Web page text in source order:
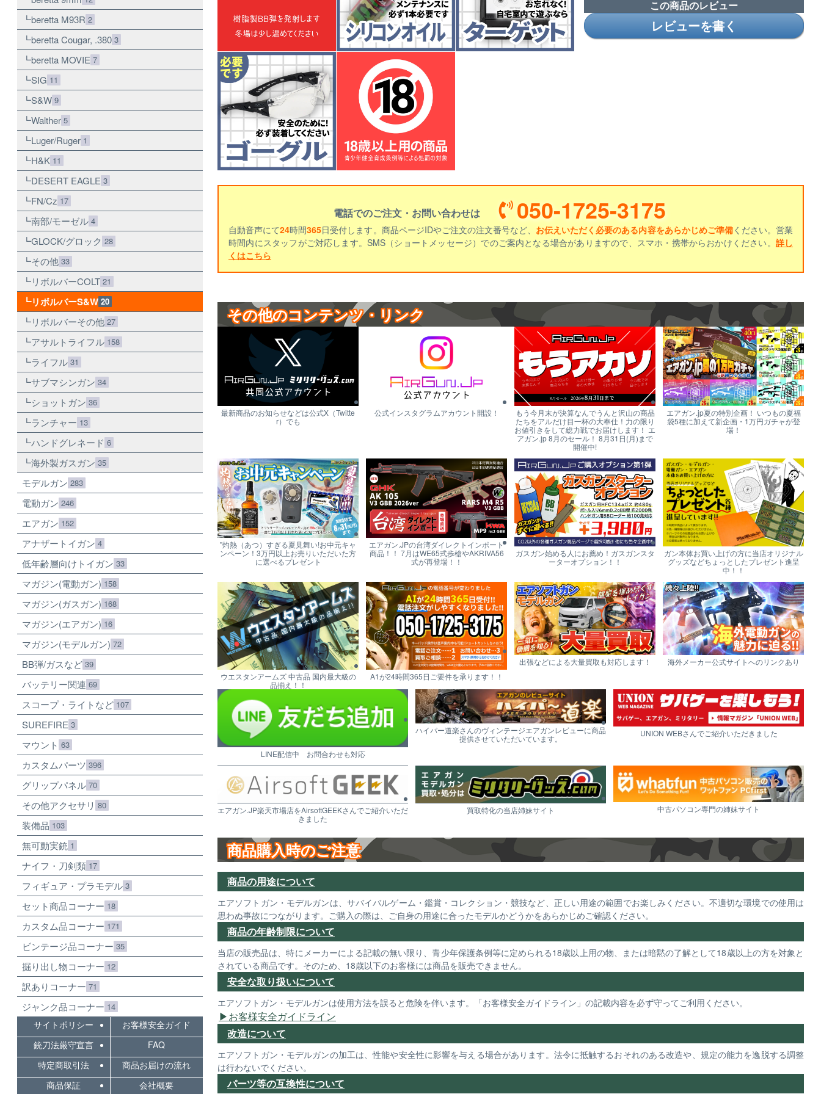
この商品のレビュー
レビューを書く
電話でのご注文・お問い合わせは 050-1725-3175
自動音声にて24時間365日受付します。商品ページIDやご注文の注文番号など、 お伝えいただく必要のある内容をあらかじめご準備ください。営業
時間内にスタッフがご対応します。SMS（ショートメッセージ）でのご案内となる場合がありますので、スマホ・携帯からおかけください。 詳し
くはこちら
その他のコンテンツ・リンク
最新商品のお知らせなどは公式X（Twitte
r）でも
公式インスタグラムアカウント開設！
もう今月末が決算なんでうんと沢山の商品
たちをアルだけ目一杯の大奉仕！力の限り
お値引きをして総力戦でお届けします！ エ
アガン.jp 8月のセール！ 8月31日(月)まで
開催中!
エアガン.jp夏の特別企画！ いつもの夏福
袋5種に加えて新企画・1万円ガチャが登
場！
"灼熱（あつ）すぎる夏見舞い!お中元キャ
ンペーン！3万円以上お売りいただいた方
に選べるプレゼント
エアガン.JPの台湾ダイレクトインポート
商品！！ 7月はWE65式歩槍やAKRIVA56
式が再登場！！
ガスガン始める人にお薦め！ガスガンスタ
ーターオプション！！
ガン本体お買い上げの方に当店オリジナル
グッズなどちょっとしたプレゼント進呈
中！！
ウエスタンアームズ 中古品 国内最大級の
品揃え！！
A1が24時間365日ご要件を承ります！！
出張などによる大量買取も対応します！ 海外メーカー公式サイトへのリンクあり
LINE配信中 お問合わせも対応
ハイパー道楽さんのヴィンテージエアガンレビューに商品
提供させていただいています。
UNION WEBさんでご紹介いただきました
エアガン.JP楽天市場店をAirsoftGEEKさんでご紹介いただ
きました
買取特化の当店姉妹サイト 中古パソコン専門の姉妹サイト
商品購入時のご注意
商品の用途について
エアソフトガン・モデルガンは、サバイバルゲーム・鑑賞・コレクション・競技など、正しい用途の範囲でお楽しみください。不適切な環境での使用は
思わぬ事故につながります。ご購入の際は、ご自身の用途に合ったモデルかどうかをあらかじめご確認ください。
商品の年齢制限について
当店の販売品は、特にメーカーによる記載の無い限り、青少年保護条例等に定められる18歳以上用の物、または暗黙の了解として18歳以上の方を対象と
されている商品です。そのため、18歳以下のお客様には商品を販売できません。
安全な取り扱いについて
エアソフトガン・モデルガンは使用方法を誤ると危険を伴います。「お客様安全ガイドライン」の記載内容を必ず守ってご利用ください。
お客様安全ガイドライン
改造について
エアソフトガン・モデルガンの加工は、性能や安全性に影響を与える場合があります。法令に抵触するおそれのある改造や、規定の能力を逸脱する調整
は行わないでください。
パーツ等の互換性について
beretta M93R 2
beretta Cougar, .380 3
beretta MOVIE 7
SIG 11
S&W 9
Walther 5
Luger/Ruger 1
H&K 11
DESERT EAGLE 3
FN/Cz 17
南部/モーゼル 4
GLOCK/グロック 28
その他 33
リボルバーCOLT 21
リボルバーS&W 20
リボルバーその他 27
アサルトライフル 158
ライフル 31
サブマシンガン 34
ショットガン 36
ランチャー 13
ハンドグレネード 6
海外製ガスガン 35
モデルガン 283
電動ガン 246
エアガン 152
アナザートイガン 4
低年齢層向けトイガン 33
マガジン(電動ガン) 158
マガジン(ガスガン) 168
マガジン(エアガン) 16
マガジン(モデルガン) 72
BB弾/ガスなど 39
バッテリー関連 69
スコープ・ライトなど 107
SUREFIRE 3
マウント 63
カスタムパーツ 396
グリップパネル 70
その他アクセサリ 80
装備品 103
無可動実銃 1
ナイフ・刀剣類 17
フィギュア・プラモデル 3
セット商品コーナー 18
カスタム品コーナー 171
ビンテージ品コーナー 35
掘り出し物コーナー 12
訳ありコーナー 71
ジャンク品コーナー 14
サイトポリシー
お客様安全ガイド
銃刀法厳守宣言
FAQ
特定商取引法
商品お届けの流れ
商品保証
会社概要